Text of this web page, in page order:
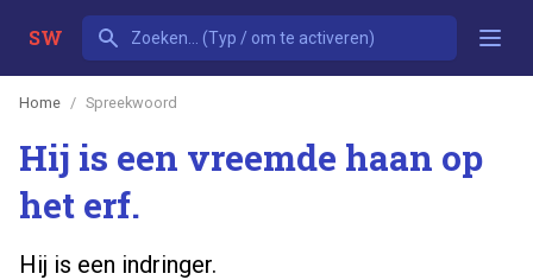
SW
Home Spreekwoord
Hij is een vreemde haan op
het erf.
Hij is een indringer.